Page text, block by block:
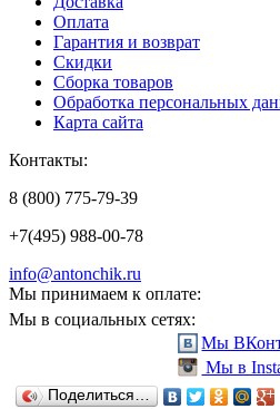
Оплата
Гарантия и возврат
Скидки
Сборка товаров
Обработка персональных
Карта сайта
Контакты:
8 (800) 775-79-39
+7(495) 988-00-78
info@antonchik.ru
Мы принимаем к оплате:
Мы в социальных сетях:
Мы
Мы в
Поделиться…